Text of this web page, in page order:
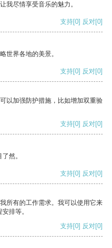
我尽情享受音乐的魅力。
支持[0] 反对[0]
世界各地的美景。
支持[0] 反对[0]
以加强防护措施，比如增加双重验
支持[0] 反对[0]
然。
支持[0] 反对[0]
所有的工作需求。我可以使用它来
排等。
支持[0] 反对[0]